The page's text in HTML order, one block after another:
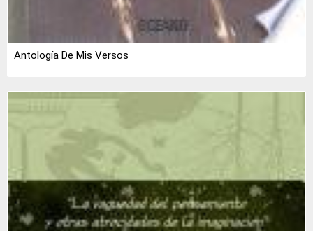
Antología De Mis Versos